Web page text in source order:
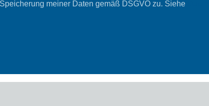
meiner Daten gemäß DSGVO zu. Siehe